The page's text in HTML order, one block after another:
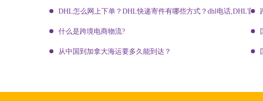
DHL怎么网上下单？DHL快递寄件有哪些方式？dhl电话,DHL官网
什么是跨境电商物流?
从中国到加拿大海运要多久能到达？